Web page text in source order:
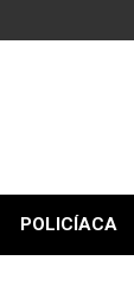
POLICÍACA